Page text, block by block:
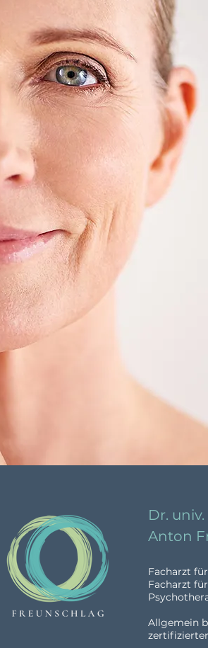
Dr.
Anton
Facharzt
Facharzt
Allgemein